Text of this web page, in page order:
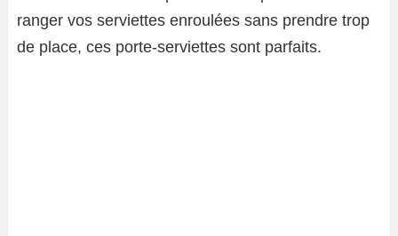
ranger vos serviettes enroulées sans prendre trop
de place, ces porte-serviettes sont parfaits.